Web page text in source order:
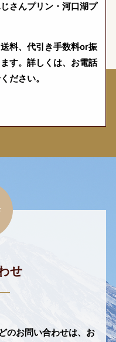
さんプリン・河口湖プ
料、代引き手数料or振
す。詳しくは、お電話
ださい。
せ
お問い合わせは、 お